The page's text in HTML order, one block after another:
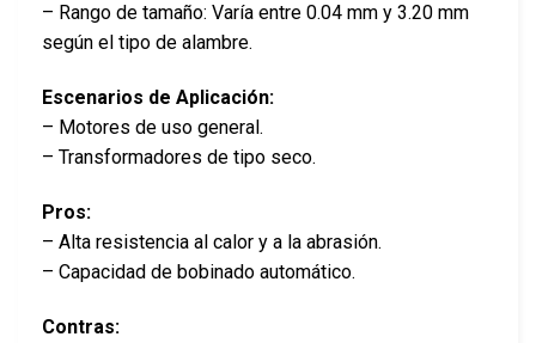
– Rango de tamaño: Varía entre 0.04 mm y 3.20 mm
según el tipo de alambre.
Escenarios de Aplicación:
– Motores de uso general.
– Transformadores de tipo seco.
Pros:
– Alta resistencia al calor y a la abrasión.
– Capacidad de bobinado automático.
Contras: